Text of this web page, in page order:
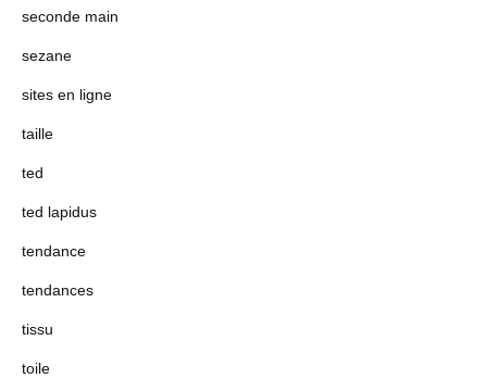
seconde main
sezane
sites en ligne
taille
ted
ted lapidus
tendance
tendances
tissu
toile